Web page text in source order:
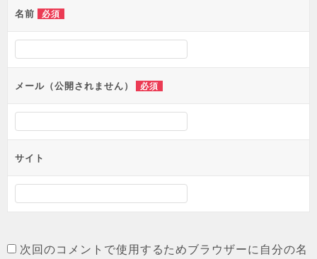
ン
名前 必須
メール（公開されません） 必須
サイト
次回のコメントで使用するためブラウザーに自分の名